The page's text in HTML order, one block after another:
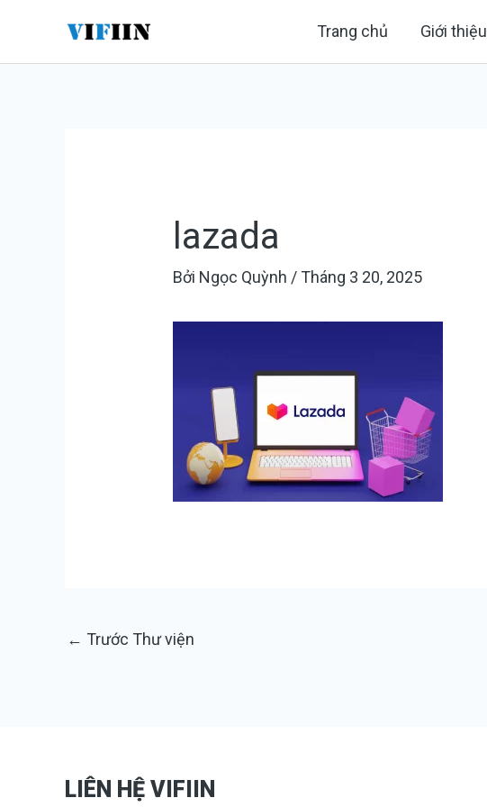
Trang chủ Giới thiệu
lazada
Bởi Ngọc Quỳnh / Tháng 3 20, 2025
hướng
← Trước Thư viện
LIÊN HỆ VIFIIN